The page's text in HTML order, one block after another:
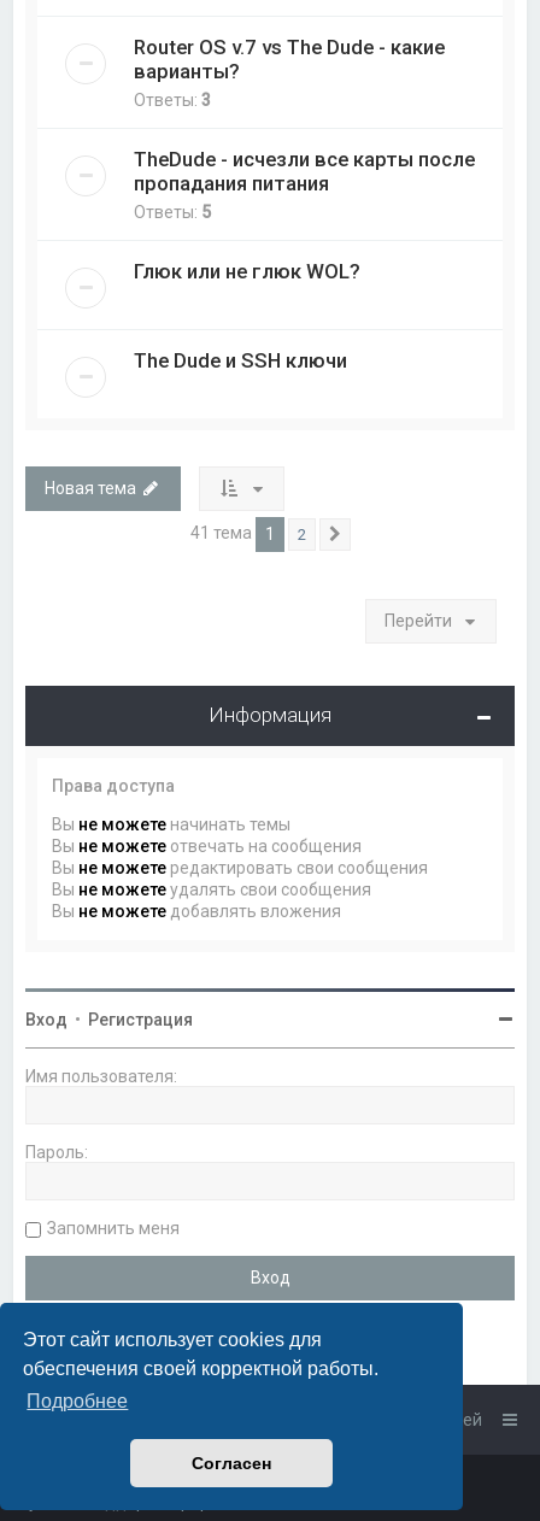
Этот сайт использует cookies для
обеспечения своей корректной работы.
Подробнее
Согласен
Router OS v.7 vs The Dude - какие
варианты?
Ответы:3
TheDude - исчезли все карты после
пропадания питания
Ответы: 5
Глюк или не глюк WOL?
The Dude и SSH ключи
Новая тема
41 тема 1 2
Перейти
Информация
Права доступа
Вы не можете начинать темы
Вы не можете отвечать на сообщения
Вы не можете редактировать свои сообщения
Вы не можетеудалять свои сообщения
Вы не можете добавлять вложения
Вход • Регистрация
Имя пользователя:
Пароль:
Запомнить меня
Связаться с администрацией
phpBB
PlanetStyles